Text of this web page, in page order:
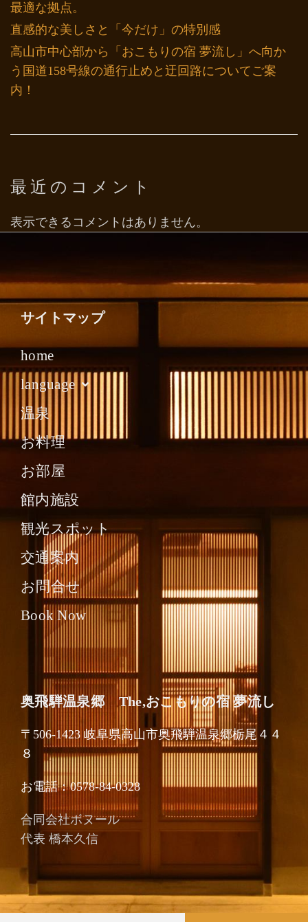
最適な拠点。
直感的な美しさと「今だけ」の特別感
高山市中心部から「おこもりの宿 夢流し」へ向か
う国道158号線の通行止めと迂回路についてご案
内！
最近のコメント
表示できるコメントはありません。
サイトマップ
home
language
温泉
お料理
お部屋
館内施設
観光スポット
交通案内
お問合せ
Book Now
奥飛騨温泉郷 The,おこもりの宿 夢流し
〒506-1423 岐阜県高山市奥飛騨温泉郷栃尾４４
８
お電話：0578-84-0328
合同会社ボヌール
代表 橋本久信